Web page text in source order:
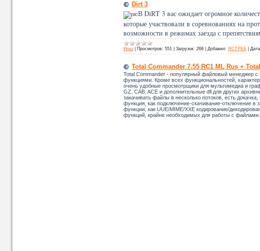
Dirt 3
В DiRT 3 вас ожидает огромное
которые участвовали в соревнованиях на
возможности в режимах заезда с
Игры Просмотров: 551 Загрузок: 268 Добавил: ЯСТРЕБ
Total Commander 7.55 RC1 ML Rus +
Total Commander - популярный файловый менеджер
функциями. Кроме всех функциональностей,
очень удобные просмотрщики для мультимедиа и
GZ, CAB, ACE и дополнительные dll для других
закачивать файлы в несколько потоков, есть
функция, как подключение-скачивание-отключение
функции, как UUE/MIME/XXE кодирование/
функций, крайне необходимых для работы с файлами.